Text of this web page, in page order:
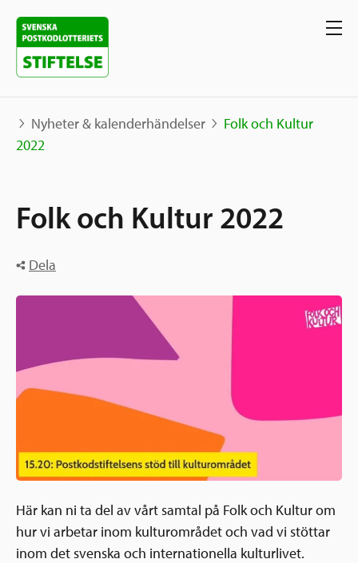
Projekt
Berättelser
Sverige och övriga världen
Grannskapsinitiativet
Samhällsentreprenörskap
Sök stöd
Ansökningsguide
Rekommendationer
Frågor och svar
Sverige och övriga världen
Grannskapsinitiativet
Om oss
Uppdrag
Verksamhetsberättelser & årsredovisningar
Medarbetare & styrelse
Pressrum
Nyheter & kalenderhändelser
Nyheter & kalenderhändelser
Folk och Kultur
2022
Folk och Kultur 2022
Dela
Här kan ni ta del av vårt samtal på Folk och Kultur om
hur vi arbetar inom kulturområdet och vad vi stöttar
inom det svenska och internationella kulturlivet.